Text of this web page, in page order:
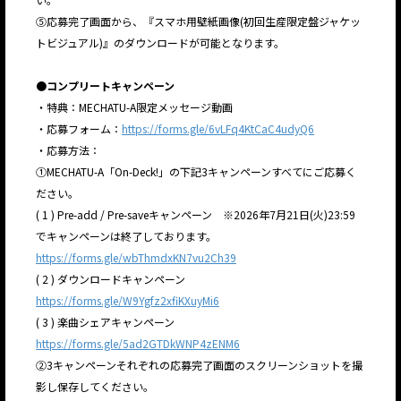
⑤応募完了画面から、『スマホ用壁紙画像(初回生産限定盤ジャケッ
トビジュアル)』のダウンロードが可能となります。
●コンプリートキャンペーン
・特典：MECHATU-A限定メッセージ動画
・応募フォーム： https://forms.gle/6vLFq4KtCaC4udyQ6
・応募方法：
①MECHATU-A「On-Deck!」の下記3キャンペーンすべてにご応募く
ださい。
( 1 ) Pre-add / Pre-saveキャンペーン ※2026年7月21日(火)23:59
でキャンペーンは終了しております。
https://forms.gle/wbThmdxKN7vu2Ch39
( 2 ) ダウンロードキャンペーン
https://forms.gle/W9Ygfz2xfiKXuyMi6
( 3 ) 楽曲シェアキャンペーン
https://forms.gle/5ad2GTDkWNP4zENM6
②3キャンペーンそれぞれの応募完了画面のスクリーンショットを撮
影し保存してください。